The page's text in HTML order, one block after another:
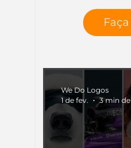
We Do Logos
1 de fev.
3 min